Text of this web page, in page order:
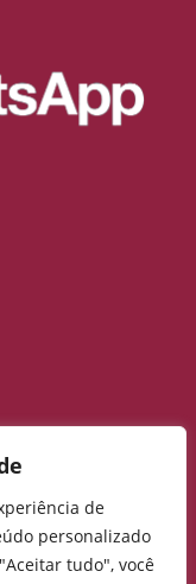
de
personalizado
tudo", você